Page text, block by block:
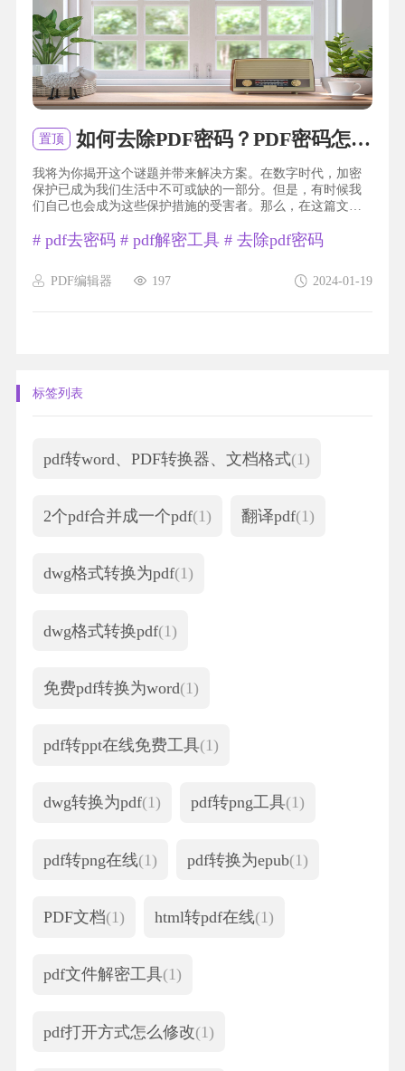
置顶 如何去除PDF密码？PDF密码怎么去？
我将为你揭开这个谜题并带来解决方案。在数字时代，加密
保护已成为我们生活中不可或缺的一部分。但是，有时候我
们自己也会成为这些保护措施的受害者。那么，在这篇文章
个烦恼。无需任何专业技能，只需几个简单步骤，你就能够
PDF编辑器 2024-01-19
197
# pdf去密码 # pdf解密工具# 去除pdf密码
标签列表
pdf转word、PDF转换器、文档格式(1)
2个pdf合并成一个pdf(1) 翻译pdf(1)
dwg格式转换为pdf(1)
dwg格式转换pdf(1)
免费pdf转换为word(1)
pdf转ppt在线免费工具(1)
dwg转换为pdf(1) pdf转png工具(1)
pdf转png在线(1) pdf转换为epub(1)
PDF文档(1) html转pdf在线(1)
pdf文件解密工具(1)
pdf打开方式怎么修改(1)